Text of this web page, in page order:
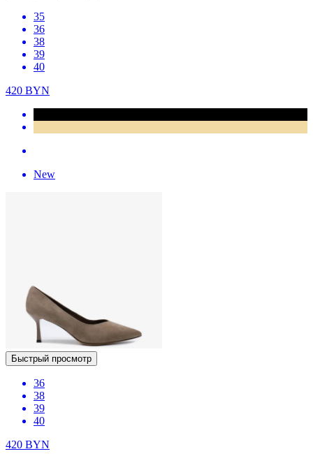
35
36
38
39
40
420 BYN
New
Быстрый просмотр
36
38
39
40
420 BYN